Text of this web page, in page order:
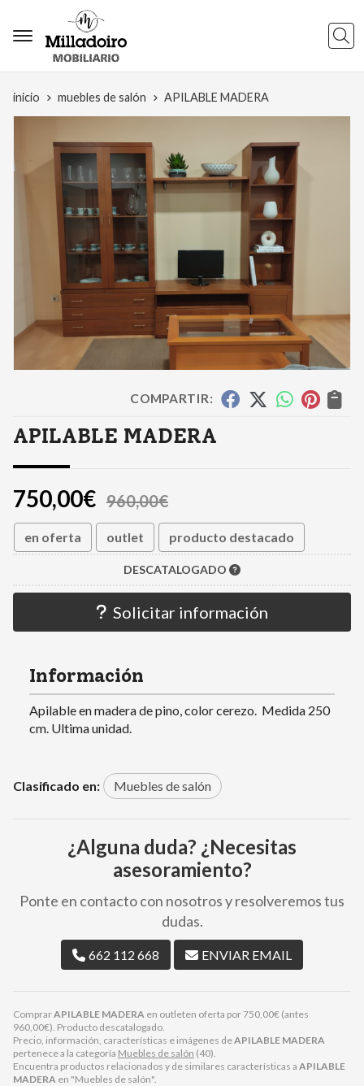
inicio muebles de salón APILABLE MADERA
COMPARTIR:
APILABLE MADERA
750,00€ 960,00€
en oferta outlet producto destacado
DESCATALOGADO
Solicitar información
ComprarAPILABLE MADERA en outleten oferta por750,00€ (antes
960,00€). Producto descatalogado.
Precio, información, características e imágenes deAPILABLE MADERA
pertenece a la categoría Muebles de salón (40).
Encuentra productos relacionados y de similares características a APILABLE
MADERA en "Muebles de salón".
Información
Apilable en madera de pino, color cerezo. Medida 250
cm. Ultima unidad.
Clasificado en: Muebles de salón
¿Alguna duda? ¿Necesitas
asesoramiento?
Ponte en contacto con nosotros y resolveremos tus
dudas.
662 112 668 ENVIAR EMAIL